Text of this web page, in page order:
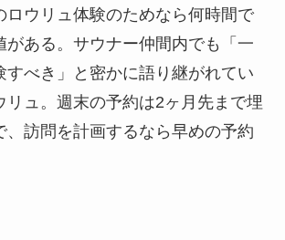
ロウリュ体験のためなら何時間で
がある。サウナー仲間内でも「一
すべき」と密かに語り継がれてい
リュ。週末の予約は2ヶ月先まで埋
、訪問を計画するなら早めの予約